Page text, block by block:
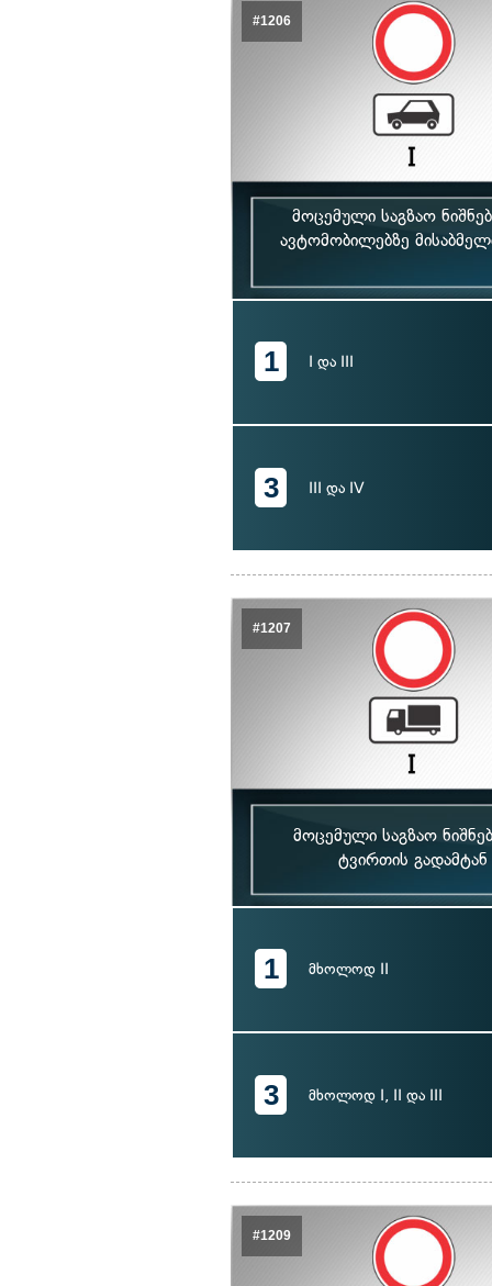
#1206
მოცემული საგზაო
ავტომობილებზე
1 I და III
3 III და IV
#1207
მოცემული საგზაო
ტვირთის
1 მხოლოდ II
3 მხოლოდ I, II და III
#1209